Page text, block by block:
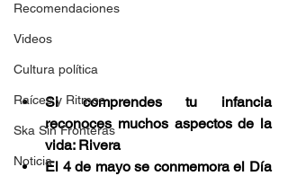
Recomendaciones
Videos
Cultura política
Raíces y Ritmos
Ska Sin Fronteras
Noticia
Si comprendes tu infancia
reconoces muchos aspectos de la
vida: Rivera
El 4 de mayo se conmemora el Día